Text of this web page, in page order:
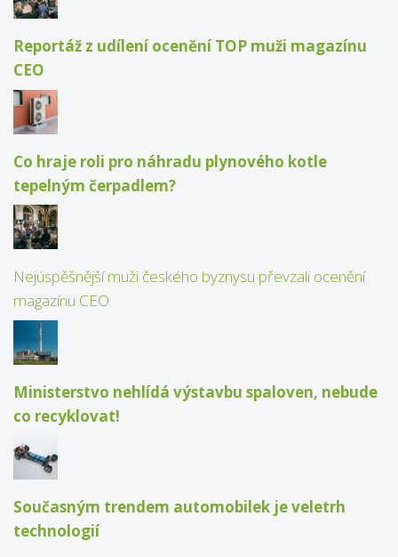
Reportáž z udílení ocenění TOP muži magazínu
CEO
Co hraje roli pro náhradu plynového kotle
tepelným čerpadlem?
Nejúspěšnější muži českého byznysu převzali ocenění
magazínu CEO
Ministerstvo nehlídá výstavbu spaloven, nebude
co recyklovat!
Současným trendem automobilek je veletrh
technologií